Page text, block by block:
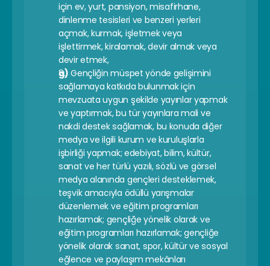
için ev, yurt, pansiyon, misafirhane,
dinlenme tesisleri ve benzeri yerleri
açmak, kurmak, işletmek veya
işlettirmek, kiralamak, devir almak veya
devir etmek,
g) Gençliğin müspet yönde gelişimini
sağlamaya katkıda bulunmak için
mevzuata uygun şekilde yayınlar yapmak
ve yaptırmak, bu tür yayınlara mali ve
nakdi destek sağlamak, bu konuda diğer
medya ve ilgili kurum ve kuruluşlarla
işbirliği yapmak; edebiyat, bilim, kültür,
sanat ve her türlü yazılı, sözlü ve görsel
medya alanında gençleri desteklemek,
teşvik amacıyla ödüllü yarışmalar
düzenlemek ve eğitim programları
hazırlamak; gençliğe yönelik olarak ve
eğitim programları hazırlamak; gençliğe
yönelik olarak sanat, spor, kültür ve sosyal
eğlence ve paylaşım mekânları